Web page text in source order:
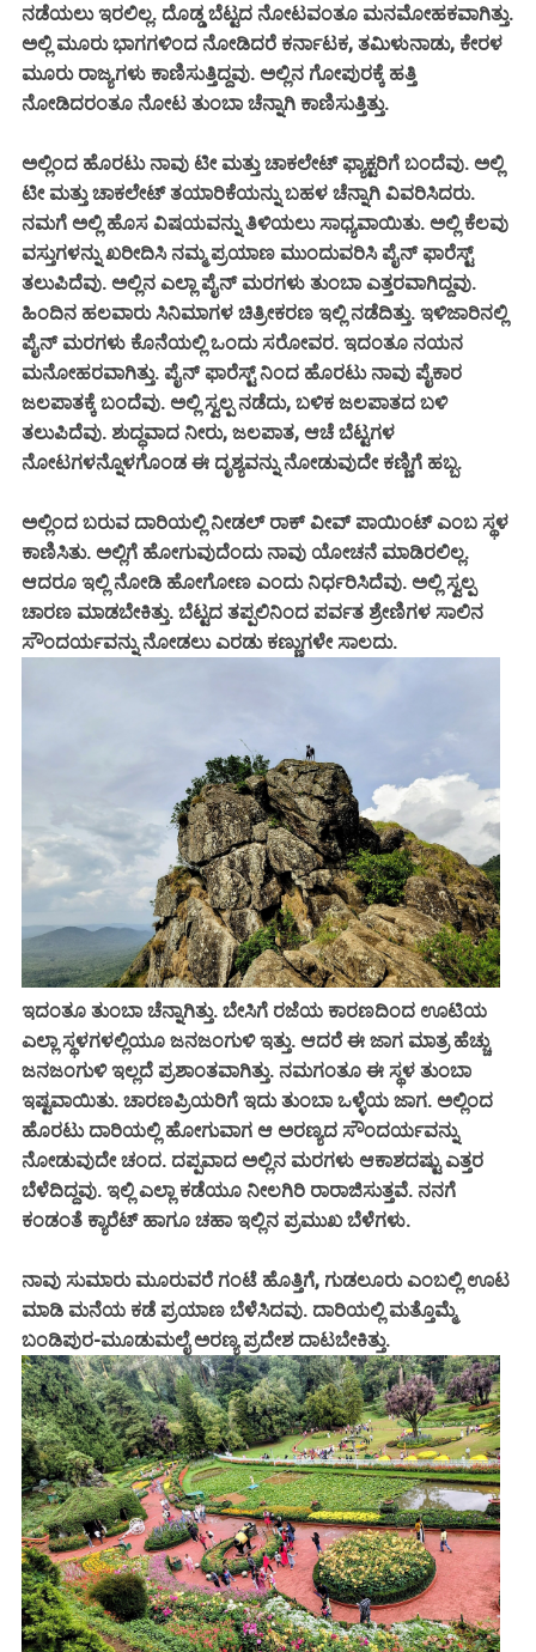
ನಡೆಯಲು ಇರಲಿಲ್ಲ. ದೊಡ್ಡ ಬೆಟ್ಟದ ನೋಟವಂತೂ ಮನಮೋಹಕವಾಗಿತ್ತು.
ಅಲ್ಲಿ ಮೂರು ಭಾಗಗಳಿಂದ ನೋಡಿದರೆ ಕರ್ನಾಟಕ, ತಮಿಳುನಾಡು, ಕೇರಳ
ಮೂರು ರಾಜ್ಯಗಳು ಕಾಣಿಸುತ್ತಿದ್ದವು. ಅಲ್ಲಿನ ಗೋಪುರಕ್ಕೆ ಹತ್ತಿ
ನೋಡಿದರಂತೂ ನೋಟ ತುಂಬಾ ಚೆನ್ನಾಗಿ ಕಾಣಿಸುತ್ತಿತ್ತು.
ಅಲ್ಲಿಂದ ಹೊರಟು ನಾವು ಟೀ ಮತ್ತು ಚಾಕಲೇಟ್ ಫ್ಯಾಕ್ಟರಿಗೆ ಬಂದೆವು. ಅಲ್ಲಿ
ಟೀ ಮತ್ತು ಚಾಕಲೇಟ್ ತಯಾರಿಕೆಯನ್ನು ಬಹಳ ಚೆನ್ನಾಗಿ ವಿವರಿಸಿದರು.
ನಮಗೆ ಅಲ್ಲಿ ಹೊಸ ವಿಷಯವನ್ನು ತಿಳಿಯಲು ಸಾಧ್ಯವಾಯಿತು. ಅಲ್ಲಿ ಕೆಲವು
ವಸ್ತುಗಳನ್ನು ಖರೀದಿಸಿ ನಮ್ಮ ಪ್ರಯಾಣ ಮುಂದುವರಿಸಿ ಪೈನ್ ಫಾರೆಸ್ಟ್
ತಲುಪಿದೆವು. ಅಲ್ಲಿನ ಎಲ್ಲಾ ಪೈನ್ ಮರಗಳು ತುಂಬಾ ಎತ್ತರವಾಗಿದ್ದವು.
ಹಿಂದಿನ ಹಲವಾರು ಸಿನಿಮಾಗಳ ಚಿತ್ರೀಕರಣ ಇಲ್ಲಿ ನಡೆದಿತ್ತು. ಇಳಿಜಾರಿನಲ್ಲಿ
ಪೈನ್ ಮರಗಳು ಕೊನೆಯಲ್ಲಿ ಒಂದು ಸರೋವರ. ಇದಂತೂ ನಯನ
ಮನೋಹರವಾಗಿತ್ತು. ಪೈನ್ ಫಾರೆಸ್ಟ್ ನಿಂದ ಹೊರಟು ನಾವು ಪೈಕಾರ
ಜಲಪಾತಕ್ಕೆ ಬಂದೆವು. ಅಲ್ಲಿ ಸ್ವಲ್ಪ ನಡೆದು, ಬಳಿಕ ಜಲಪಾತದ ಬಳಿ
ತಲುಪಿದೆವು. ಶುದ್ಧವಾದ ನೀರು, ಜಲಪಾತ, ಆಚೆ ಬೆಟ್ಟಗಳ
ನೋಟಗಳನ್ನೊಳಗೊಂಡ ಈ ದೃಶ್ಯವನ್ನು ನೋಡುವುದೇ ಕಣ್ಣಿಗೆ ಹಬ್ಬ.
ಅಲ್ಲಿಂದ ಬರುವ ದಾರಿಯಲ್ಲಿ ನೀಡಲ್ ರಾಕ್ ವೀವ್ ಪಾಯಿಂಟ್ ಎಂಬ ಸ್ಥಳ
ಕಾಣಿಸಿತು. ಅಲ್ಲಿಗೆ ಹೋಗುವುದೆಂದು ನಾವು ಯೋಚನೆ ಮಾಡಿರಲಿಲ್ಲ.
ಆದರೂ ಇಲ್ಲಿ ನೋಡಿ ಹೋಗೋಣ ಎಂದು ನಿರ್ಧರಿಸಿದೆವು. ಅಲ್ಲಿ ಸ್ವಲ್ಪ
ಚಾರಣ ಮಾಡಬೇಕಿತ್ತು. ಬೆಟ್ಟದ ತಪ್ಪಲಿನಿಂದ ಪರ್ವತ ಶ್ರೇಣಿಗಳ ಸಾಲಿನ
ಸೌಂದರ್ಯವನ್ನು ನೋಡಲು ಎರಡು ಕಣ್ಣುಗಳೇ ಸಾಲದು.
ಇದಂತೂ ತುಂಬಾ ಚೆನ್ನಾಗಿತ್ತು. ಬೇಸಿಗೆ ರಜೆಯ ಕಾರಣದಿಂದ ಊಟಿಯ
ಎಲ್ಲಾ ಸ್ಥಳಗಳಲ್ಲಿಯೂ ಜನಜಂಗುಳಿ ಇತ್ತು. ಆದರೆ ಈ ಜಾಗ ಮಾತ್ರ ಹೆಚ್ಚು
ಜನಜಂಗುಳಿ ಇಲ್ಲದೆ ಪ್ರಶಾಂತವಾಗಿತ್ತು. ನಮಗಂತೂ ಈ ಸ್ಥಳ ತುಂಬಾ
ಇಷ್ಟವಾಯಿತು. ಚಾರಣಪ್ರಿಯರಿಗೆ ಇದು ತುಂಬಾ ಒಳ್ಳೆಯ ಜಾಗ. ಅಲ್ಲಿಂದ
ಹೊರಟು ದಾರಿಯಲ್ಲಿ ಹೋಗುವಾಗ ಆ ಅರಣ್ಯದ ಸೌಂದರ್ಯವನ್ನು
ನೋಡುವುದೇ ಚಂದ. ದಪ್ಪವಾದ ಅಲ್ಲಿನ ಮರಗಳು ಆಕಾಶದಷ್ಟು ಎತ್ತರ
ಬೆಳೆದಿದ್ದವು. ಇಲ್ಲಿ ಎಲ್ಲಾ ಕಡೆಯೂ ನೀಲಗಿರಿ ರಾರಾಜಿಸುತ್ತವೆ. ನನಗೆ
ಕಂಡಂತೆ ಕ್ಯಾರೆಟ್ ಹಾಗೂ ಚಹಾ ಇಲ್ಲಿನ ಪ್ರಮುಖ ಬೆಳೆಗಳು.
ನಾವು ಸುಮಾರು ಮೂರುವರೆ ಗಂಟೆ ಹೊತ್ತಿಗೆ, ಗುಡಲೂರು ಎಂಬಲ್ಲಿ ಊಟ
ಮಾಡಿ ಮನೆಯ ಕಡೆ ಪ್ರಯಾಣ ಬೆಳೆಸಿದವು. ದಾರಿಯಲ್ಲಿ ಮತ್ತೊಮ್ಮೆ
ಬಂಡಿಪುರ-ಮೂಡುಮಲೈ ಅರಣ್ಯ ಪ್ರದೇಶ ದಾಟಬೇಕಿತ್ತು.